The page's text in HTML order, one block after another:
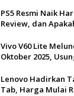
PS5 Resmi Naik
Review, dan
Vivo V60 Lite
Oktober 2025,
Lenovo Hadirkan
Tab, Harga Mulai